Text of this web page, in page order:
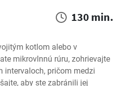
130 min.
kotlom alebo v
mikrovlnnú rúru, zohrievajte
intervaloch, pričom medzi
aby ste zabránili jej